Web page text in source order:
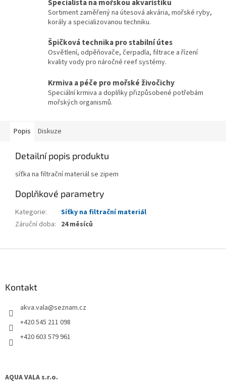
Specialista na mořskou akvaristiku
Sortiment zaměřený na útesová akvária, mořské ryby,
korály a specializovanou techniku.
Špičková technika pro stabilní útes
Osvětlení, odpěňovače, čerpadla, filtrace a řízení
kvality vody pro náročné reef systémy.
Krmiva a péče pro mořské živočichy
Speciální krmiva a doplňky přizpůsobené potřebám
mořských organismů.
Popis Diskuze
Detailní popis produktu
síťka na filtrační materiál se zipem
Doplňkové parametry
Kategorie:
Síťky na filtrační materiál
Záruční doba: 24 měsíců
Kontakt
akva.vala@seznam.cz
+420 545 211 098
+420 603 579 961
AQUA VALA s.r.o.